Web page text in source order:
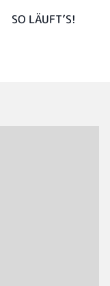
SO LÄUFT’S!